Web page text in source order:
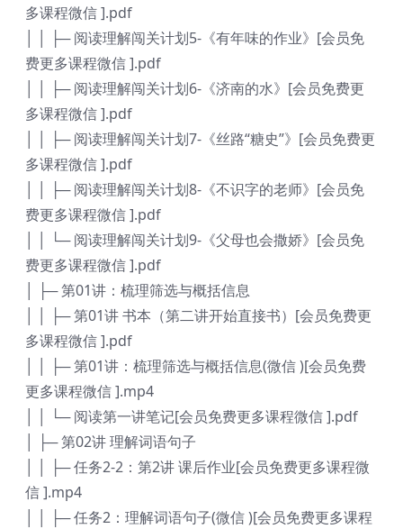
多课程微信 ].pdf
│ │ ├─ 阅读理解闯关计划5-《有年味的作业》[会员免
费更多课程微信 ].pdf
│ │ ├─ 阅读理解闯关计划6-《济南的水》[会员免费更
多课程微信 ].pdf
│ │ ├─ 阅读理解闯关计划7-《丝路“糖史”》[会员免费更
多课程微信 ].pdf
│ │ ├─ 阅读理解闯关计划8-《不识字的老师》[会员免
费更多课程微信 ].pdf
│ │ └─ 阅读理解闯关计划9-《父母也会撒娇》[会员免
费更多课程微信 ].pdf
│ ├─ 第01讲：梳理筛选与概括信息
│ │ ├─ 第01讲 书本（第二讲开始直接书）[会员免费更
多课程微信 ].pdf
│ │ ├─ 第01讲：梳理筛选与概括信息(微信 )[会员免费
更多课程微信 ].mp4
│ │ └─ 阅读第一讲笔记[会员免费更多课程微信 ].pdf
│ ├─ 第02讲 理解词语句子
│ │ ├─ 任务2-2：第2讲 课后作业[会员免费更多课程微
信 ].mp4
│ │ ├─ 任务2：理解词语句子(微信 )[会员免费更多课程